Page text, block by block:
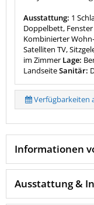
Ausstattung: 1
Doppelbett,
Kombinierter
Satelliten TV,
im Zimmer Lage:
LandseiteSanitär:
Verfügbarkeiten
Informationen
Ausstattung &